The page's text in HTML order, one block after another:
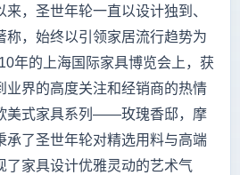
，圣世年轮一直以设计独到、
称，始终以引领家居流行趋势为
年的上海国际家具博览会上，获
业界的高度关注和经销商的热情
美式家具系列——玫瑰香邸，摩
承了圣世年轮对精选用料与高端
了家具设计优雅灵动的艺术气